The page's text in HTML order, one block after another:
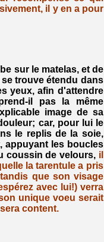
il y en a pour
sur le matelas, et de
trouve étendu dans
yeux, afin d'attendre
il pas la même
image de sa
car, pour lui le
le replis de la soie,
appuyant les boucles
coussin de velours, il
la tarentule a pris
que son visage
avec lui!) verra
unique voeu serait
content.